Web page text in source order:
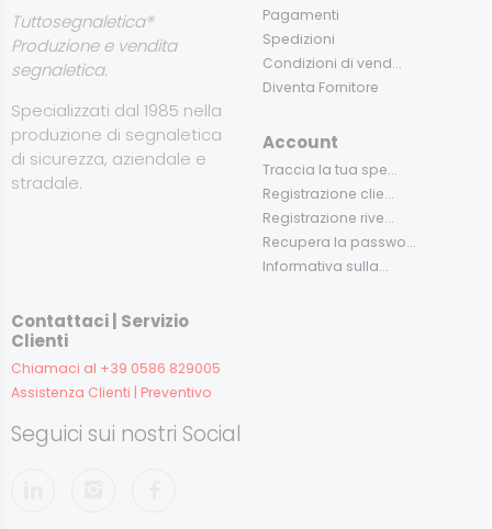
Tuttosegnaletica®
Produzione e vendita
segnaletica.
Specializzati dal 1985 nella
produzione di segnaletica
di sicurezza, aziendale e
stradale.
Pagamenti
Spedizioni
Condizioni di vend...
Diventa Fornitore
Account
Traccia la tua spe...
Registrazione clie...
Registrazione rive...
Recupera la passwo...
Informativa sulla...
Contattaci | Servizio
Clienti
Chiamaci al +39 0586 829005
Assistenza Clienti | Preventivo
Seguici sui nostri Social